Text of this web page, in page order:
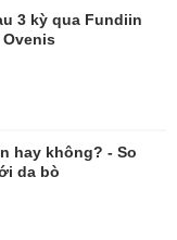
3 kỳ qua Fundiin
Ovenis
hay không? - So
da bò